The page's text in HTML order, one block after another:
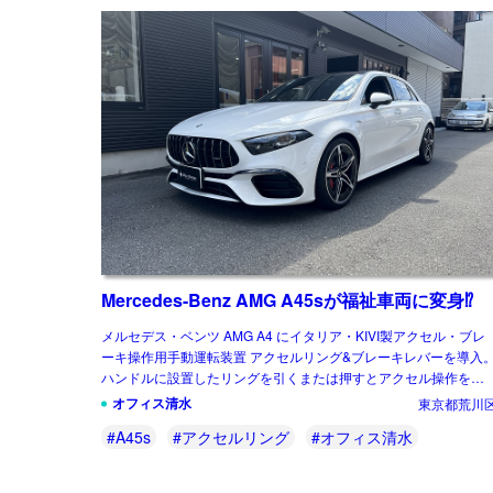
Mercedes-Benz AMG A45sが福祉車両に変身⁉
メルセデス・ベンツ AMG A4 にイタリア・KIVI製アクセル・ブレ
ーキ操作用手動運転装置 アクセルリング&ブレーキレバーを導入
ハンドルに設置したリングを引くまたは押すとアクセル操作を行
い、ハンドル横のレバ […]
オフィス清水 東京都荒川
#A45s #アクセルリング #オフィス清水